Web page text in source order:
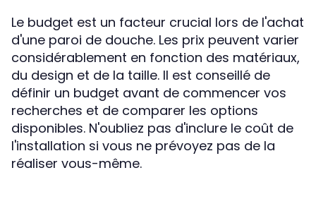
Le budget est un facteur crucial lors de l'achat
d'une paroi de douche. Les prix peuvent varier
considérablement en fonction des matériaux,
du design et de la taille. Il est conseillé de
définir un budget avant de commencer vos
recherches et de comparer les options
disponibles. N'oubliez pas d'inclure le coût de
l'installation si vous ne prévoyez pas de la
réaliser vous-même.